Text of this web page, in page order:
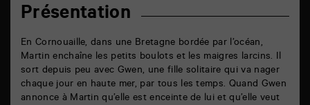
Présentation
En Cornouaille, dans une Bretagne bordée par l’océan,
Martin enchaîne les petits boulots et les maigres larcins. Il
sort depuis peu avec Gwen, une fille solitaire qui va nager
chaque jour en haute mer, par tous les temps. Quand Gwen
annonce à Martin qu’elle est enceinte de lui et qu’elle veut